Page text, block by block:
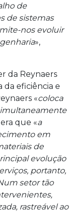
de
de sistemas
nos evoluir
»,
da Reynaers
eficiência e
«coloca
que «a
em
de
evolução
portanto,
setor tão
rastreável ao